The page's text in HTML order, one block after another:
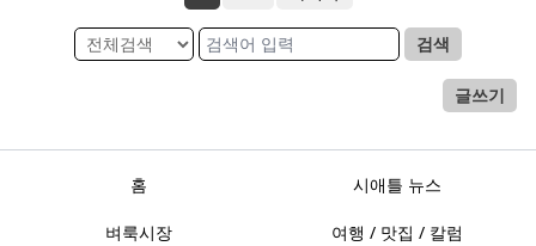
검색
글쓰기
홈 시애틀 뉴스
벼룩시장 여행 / 맛집 / 칼럼